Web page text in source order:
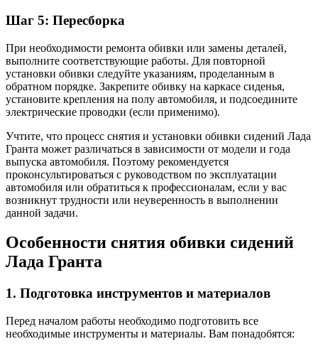
Шаг 5: Пересборка
При необходимости ремонта обивки или замены деталей,
выполните соответствующие работы. Для повторной
установки обивки следуйте указаниям, проделанным в
обратном порядке. Закрепите обивку на каркасе сиденья,
установите крепления на полу автомобиля, и подсоедините
электрические проводки (если применимо).
Учтите, что процесс снятия и установки обивки сидений Лада
Гранта может различаться в зависимости от модели и года
выпуска автомобиля. Поэтому рекомендуется
проконсультироваться с руководством по эксплуатации
автомобиля или обратиться к профессионалам, если у вас
возникнут трудности или неуверенность в выполнении
данной задачи.
Особенности снятия обивки сидений
Лада Гранта
1. Подготовка инструментов и материалов
Перед началом работы необходимо подготовить все
необходимые инструменты и материалы. Вам понадобятся: